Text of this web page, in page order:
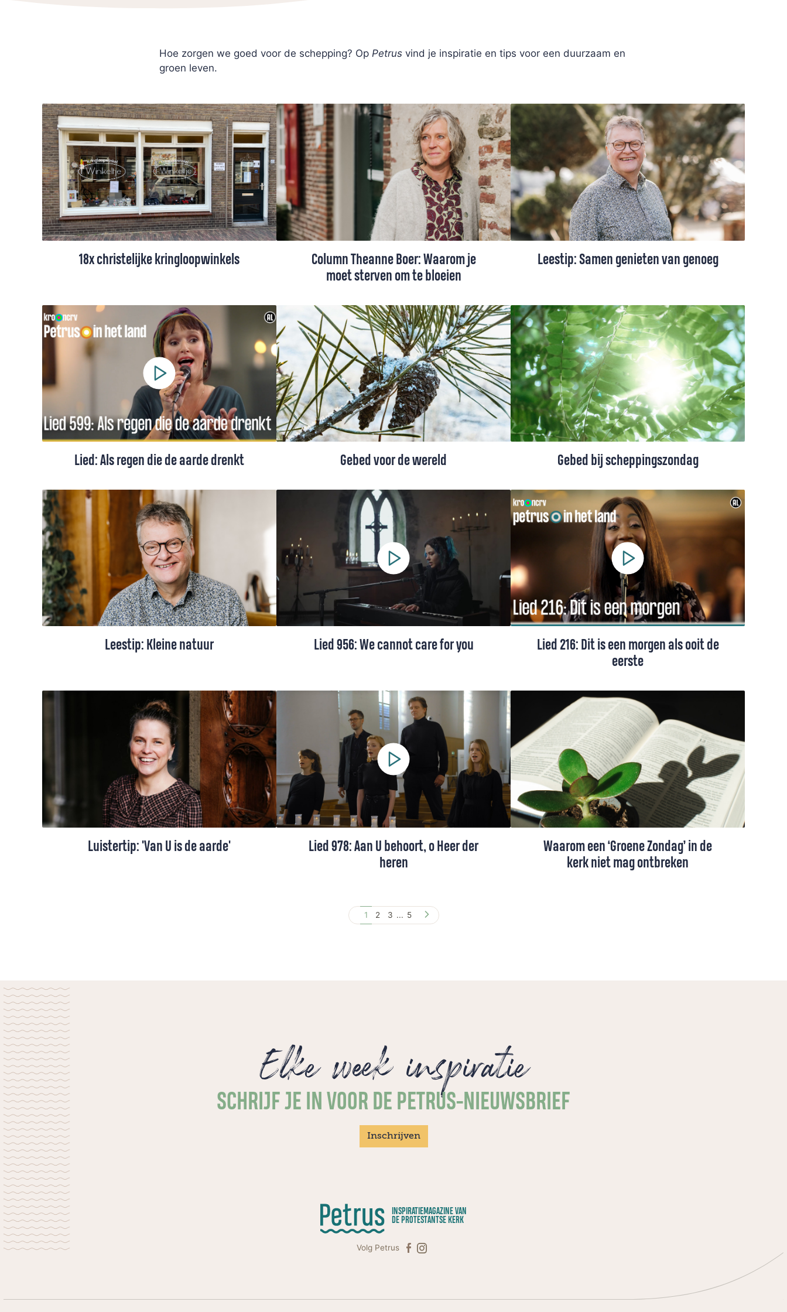
Hoe zorgen we goed voor de schepping? Op Petrus vind je inspiratie en tips voor een duurzaam en
groen leven.
18x christelijke kringloopwinkels
win. Op verschillende plekken in het land
staan kringloopwinkels die verbonden zijn
aan de lokale protestantse gemeente.
Hieronder vind je een overzicht van 18
christelijke kringloopwinkels.
Column Theanne Boer: Waarom je
moet sterven om te bloeien
Het ruige anjertje dat Theanne Boer in
Zeeland nog weleens tegenkomt op dijken,
bloeit alleen op kale plekken waar de dijk
beschadigd is. Verschralen om te bloeien:
je leven verliezen om het te behouden. De
adventstijd is bij uitstek geschikt om
hierover na te denken.
Leestip: Samen genieten van genoeg
voetafdruk aanzienlijk, leerde Martin
Snaterse van Martine Vonk. Het
proefschrift dat ze daarover schreef
verscheen in publieksversie, een boek vol
inspirerende praktijkvoorbeelden van
samen genieten van genoeg.
Lied: Als regen die de aarde drenkt
Lied 599 uit de bundel 'Zangen van Zoeken
en Zien', gezongen door Anouk Dorfmann,
met tekst en toelichting.
Gebed voor de wereld
Dit gebed vraagt om vrede en
gerechtigheid. We bidden om wijsheid voor
leiders, om verzoening voor Oekraïne,
Israël en Gaza, en om zorg voor de
schepping.
Gebed bij scheppingszondag
Een gebed bij scheppingszondag, de
eerste zondag van september
Leestip: Kleine natuur
dramatische afname van soortenrijkdom
stemmen moedeloos. Enthousiast
geworden door een boek van Renze
Borkent, ben ik begonnen met mijn eigen
safari in de achtertuin.
Lied 956: We cannot care for you
het Liedboek, gezongen door Lakshmi
Lied 216: Dit is een morgen als ooit de
eerste
Lied 216 uit het Liedboek
Luistertip: 'Van U is de aarde'
Lied 978: Aan U behoort, o Heer der
heren
o.l.v. Hanna Rijken.
Waarom een ‘Groene Zondag’ in de
kerk niet mag ontbreken
1 2 3 ... 5
Elke week inspiratie
SCHRIJF JE IN VOOR DE PETRUS-NIEUWSBRIEF
Inschrijven
INSPIRATIEMAGAZINE VAN
DE PROTESTANTSE KERK
Volg Petrus